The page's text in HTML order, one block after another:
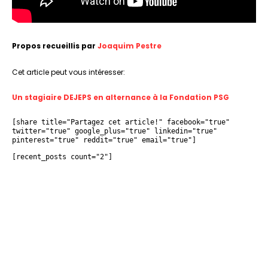
Propos recueillis par Joaquim Pestre
Cet article peut vous intéresser:
Un stagiaire DEJEPS en alternance à la Fondation PSG
[share title="Partagez cet article!" facebook="true"
twitter="true" google_plus="true" linkedin="true"
pinterest="true" reddit="true" email="true"]
[recent_posts count="2"]